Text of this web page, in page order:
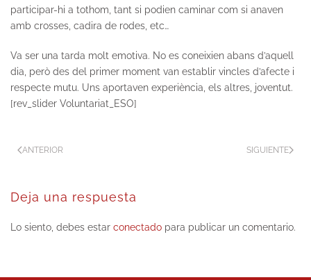
participar-hi a tothom, tant si podien caminar com si anaven
amb crosses, cadira de rodes, etc…
Va ser una tarda molt emotiva. No es coneixien abans d’aquell
dia, però des del primer moment van establir vincles d’afecte i
respecte mutu. Uns aportaven experiència, els altres, joventut.
[rev_slider Voluntariat_ESO]
ANTERIOR SIGUIENTE
Deja una respuesta
Lo siento, debes estar conectado para publicar un comentario.